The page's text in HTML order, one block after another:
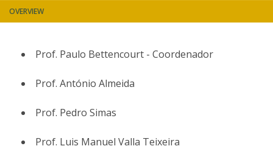
OVERVIEW
Prof. Paulo Bettencourt - Coordenador
Prof. António Almeida
Prof. Pedro Simas
Prof. Luis Manuel Valla Teixeira